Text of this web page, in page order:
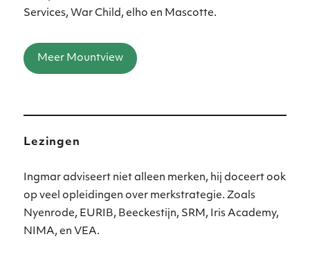
Services, War Child, elho en Mascotte.
Meer Mountview
Lezingen
Ingmar adviseert niet alleen merken, hij doceert ook
op veel opleidingen over merkstrategie. Zoals
Nyenrode, EURIB, Beeckestijn, SRM, Iris Academy,
NIMA, en VEA.